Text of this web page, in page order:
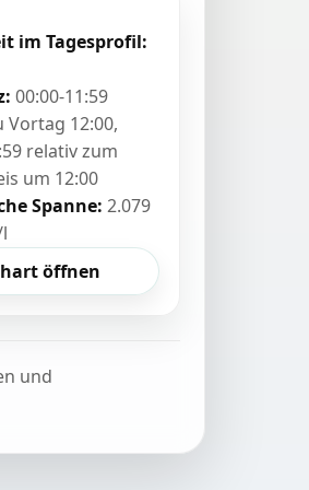
im Tagesprofil:
00:00-11:59
Vortag 12:00,
relativ zum
um 12:00
Spanne: 2.079
öffnen
und